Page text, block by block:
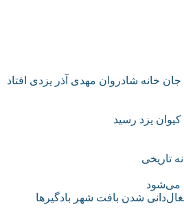
خانه شادروان مهدی آذر یزدی افتاد
یزد رسید
تاریخی
می‌شود
شدن بافت شهر بادگیرها